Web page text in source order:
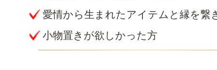
愛情から生まれたアイテムと縁を繋
小物置きが欲しかった方